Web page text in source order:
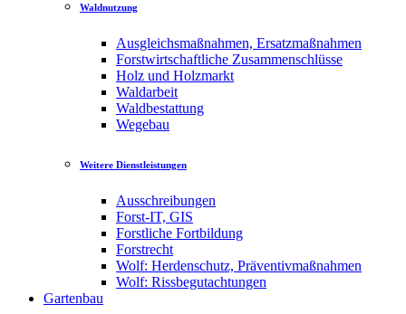
Waldnutzung
Ausgleichsmaßnahmen, Ersatzmaßnahmen
Forstwirtschaftliche Zusammenschlüsse
Holz und Holzmarkt
Waldarbeit
Waldbestattung
Wegebau
Weitere Dienstleistungen
Ausschreibungen
Forst-IT, GIS
Forstliche Fortbildung
Forstrecht
Wolf: Herdenschutz, Präventivmaßnahmen
Wolf: Rissbegutachtungen
Gartenbau